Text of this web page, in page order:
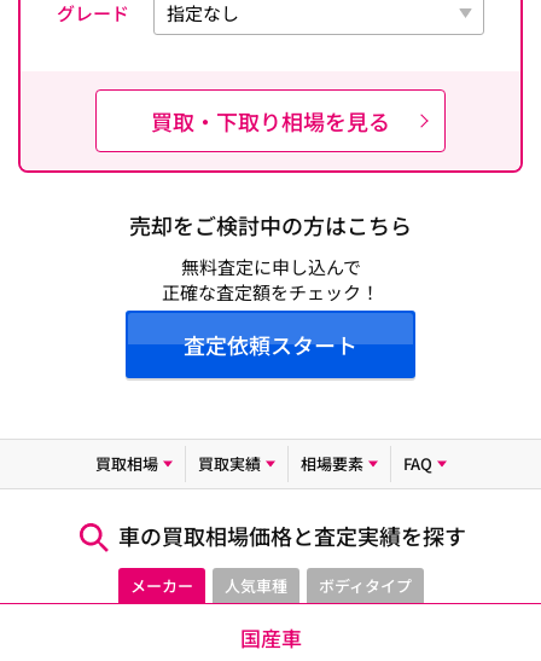
グレード
買取・下取り相場を見る
売却をご検討中の方はこちら
無料査定に申し込んで
正確な査定額をチェック！
査定依頼スタート
買取相場 買取実績 相場要素 FAQ
車の買取相場価格と査定実績を探す
メーカー 人気車種 ボディタイプ
国産車